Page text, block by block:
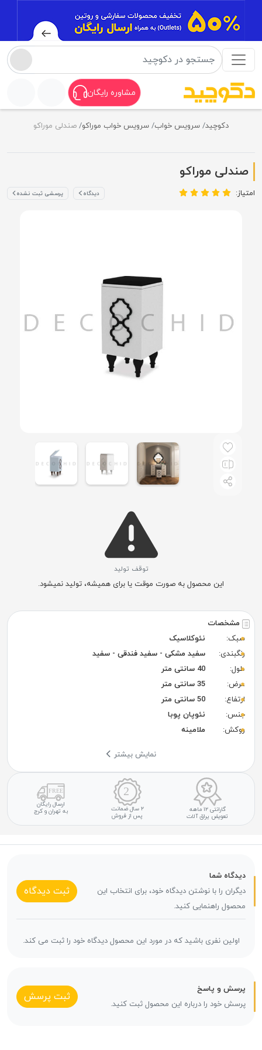
مشاوره رایگان
دکوچید سرویس خواب سرویس خواب موراکو صندلی موراکو
صندلی موراکو
امتیاز: دیدگاه پرسشی ثبت نشده
مشخصات
سبک:
نئوکلاسیک
رنگبندی:
سفید مشکی - سفید فندقی - سفید
طول:
40 سانتی متر
عرض:
35 سانتی متر
ارتفاع:
50 سانتی متر
جنس:
نئوپان پوبا
روکش:
ملامینه
نمایش بیشتر
گارانتی ۱۲ ماهه
تعویض یراق آلات
۲ سال ضمانت
پس از فروش
ارسال رایگان
به تهران و کرج
توقف تولید
این محصول به صورت موقت یا برای همیشه، تولید نمیشود.
دیدگاه شما
دیگران را با نوشتن دیدگاه خود، برای انتخاب این
محصول راهنمایی کنید.
ثبت دیدگاه
اولین نفری باشید که در مورد این محصول دیدگاه خود را ثبت می کند.
پرسش و پاسخ
پرسش خود را درباره این محصول ثبت کنید.
ثبت پرسش